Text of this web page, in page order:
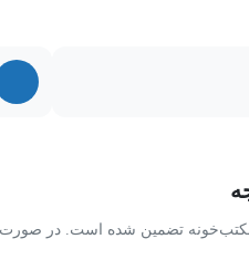
تضمین شده است. در صورت